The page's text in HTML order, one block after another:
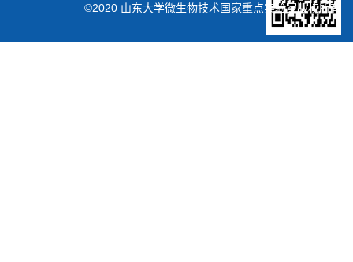
©2020 山东大学微生物技术国家重点实验室版权所有